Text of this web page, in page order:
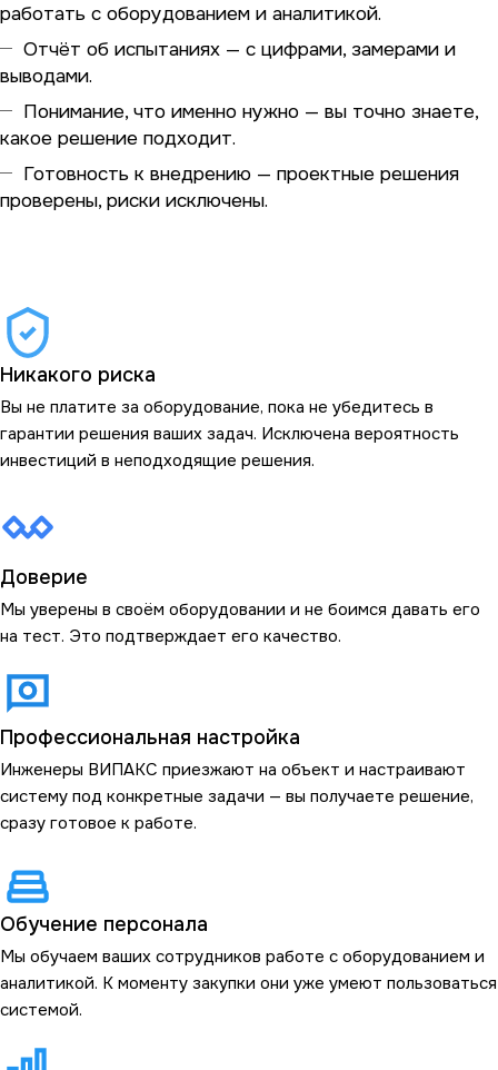
работать с оборудованием и аналитикой.
Отчёт об испытаниях — с цифрами, замерами и
выводами.
Понимание, что именно нужно — вы точно знаете,
какое решение подходит.
Готовность к внедрению — проектные решения
проверены, риски исключены.
Никакого риска
Вы не платите за оборудование, пока не убедитесь в
гарантии решения ваших задач. Исключена вероятность
инвестиций в неподходящие решения.
Доверие
Мы уверены в своём оборудовании и не боимся давать его
на тест. Это подтверждает его качество.
Профессиональная настройка
Инженеры ВИПАКС приезжают на объект и настраивают
систему под конкретные задачи — вы получаете решение,
сразу готовое к работе.
Обучение персонала
Мы обучаем ваших сотрудников работе с оборудованием и
аналитикой. К моменту закупки они уже умеют пользоваться
системой.